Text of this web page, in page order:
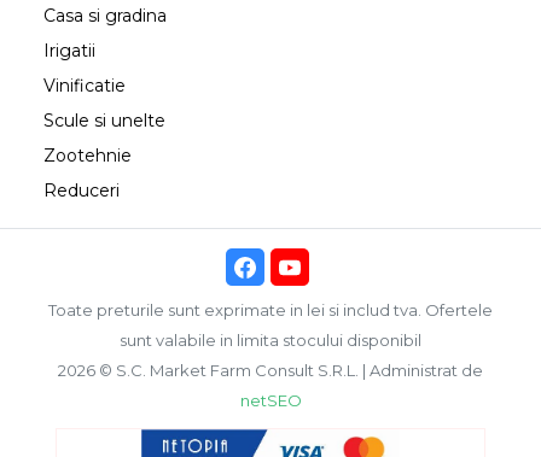
Casa si gradina
Irigatii
Vinificatie
Scule si unelte
Zootehnie
Reduceri
Toate preturile sunt exprimate in lei si includ tva. Ofertele
sunt valabile in limita stocului disponibil
2026 © S.C. Market Farm Consult S.R.L. | Administrat de
netSEO